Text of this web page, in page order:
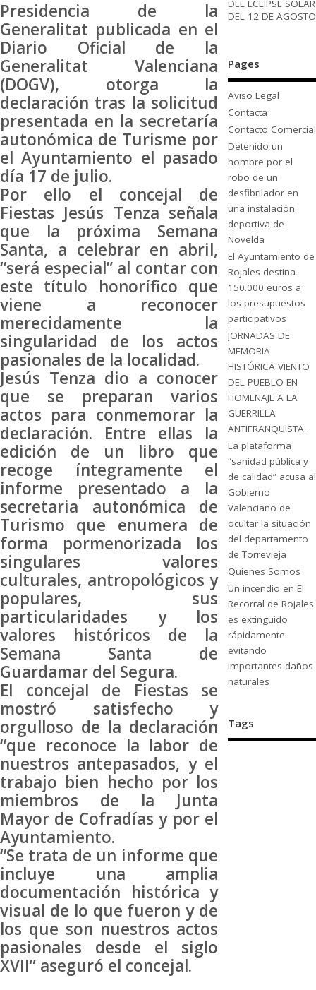
Presidencia de la
Generalitat publicada en el
Diario Oficial de la
Generalitat Valenciana
(DOGV), otorga la
declaración tras la solicitud
presentada en la secretaría
autonómica de Turisme por
el Ayuntamiento el pasado
día 17 de julio.
Por ello el concejal de
Fiestas Jesús Tenza señala
que la próxima Semana
Santa, a celebrar en abril,
“será especial” al contar con
este título honorífico que
viene a reconocer
merecidamente la
singularidad de los actos
pasionales de la localidad.
Jesús Tenza dio a conocer
que se preparan varios
actos para conmemorar la
declaración. Entre ellas la
edición de un libro que
recoge íntegramente el
informe presentado a la
secretaria autonómica de
Turismo que enumera de
forma pormenorizada los
singulares valores
culturales, antropológicos y
populares, sus
particularidades y los
valores históricos de la
Semana Santa de
Guardamar del Segura.
El concejal de Fiestas se
mostró satisfecho y
orgulloso de la declaración
“que reconoce la labor de
nuestros antepasados, y el
trabajo bien hecho por los
miembros de la Junta
Mayor de Cofradías y por el
Ayuntamiento.
“Se trata de un informe que
incluye una amplia
documentación histórica y
visual de lo que fueron y de
los que son nuestros actos
pasionales desde el siglo
XVII” aseguró el concejal.
DEL ECLIPSE SOLAR
DEL 12 DE AGOSTO
Pages
Aviso Legal
Contacta
Contacto Comercial
Detenido un
hombre por el
robo de un
desfibrilador en
una instalación
deportiva de
Novelda
El Ayuntamiento de
Rojales destina
150.000 euros a
los presupuestos
participativos
JORNADAS DE
MEMORIA
HISTÓRICA VIENTO
DEL PUEBLO EN
HOMENAJE A LA
GUERRILLA
ANTIFRANQUISTA.
La plataforma
“sanidad pública y
de calidad” acusa al
Gobierno
Valenciano de
ocultar la situación
del departamento
de Torrevieja
Quienes Somos
Un incendio en El
Recorral de Rojales
es extinguido
rápidamente
evitando
importantes daños
naturales
Tags